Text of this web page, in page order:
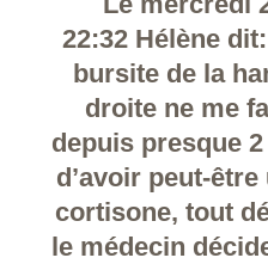
22:32 Hélène
bursite de la
droite ne me
depuis presque
d’avoir peut-
cortisone, tout
le médecin